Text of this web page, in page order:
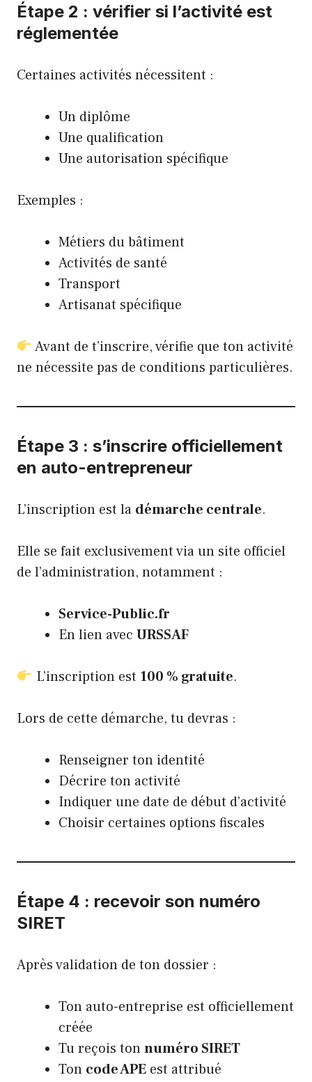
Étape 2 : vérifier si l’activité est
réglementée
Certaines activités nécessitent :
Un diplôme
Une qualification
Une autorisation spécifique
Exemples :
Métiers du bâtiment
Activités de santé
Transport
Artisanat spécifique
Avant de t’inscrire, vérifie que ton activité
ne nécessite pas de conditions particulières.
Étape 3 : s’inscrire officiellement
en auto-entrepreneur
L’inscription est la démarche centrale.
Elle se fait exclusivement via un site officiel
de l’administration, notamment :
Service-Public.fr
En lien avec URSSAF
L’inscription est 100 % gratuite.
Lors de cette démarche, tu devras :
Renseigner ton identité
Décrire ton activité
Indiquer une date de début d’activité
Choisir certaines options fiscales
Étape 4 : recevoir son numéro
SIRET
Après validation de ton dossier :
Ton auto-entreprise est officiellement
créée
Tu reçois tonnuméro SIRET
Ton code APE est attribué